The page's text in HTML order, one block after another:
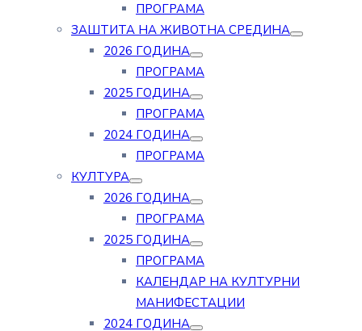
ПРОГРАМА
ЗАШТИТА НА ЖИВОТНА СРЕДИНА
2026 ГОДИНА
ПРОГРАМА
2025 ГОДИНА
ПРОГРАМА
2024 ГОДИНА
ПРОГРАМА
КУЛТУРА
2026 ГОДИНА
ПРОГРАМА
2025 ГОДИНА
ПРОГРАМА
КАЛЕНДАР НА КУЛТУРНИ
МАНИФЕСТАЦИИ
2024 ГОДИНА